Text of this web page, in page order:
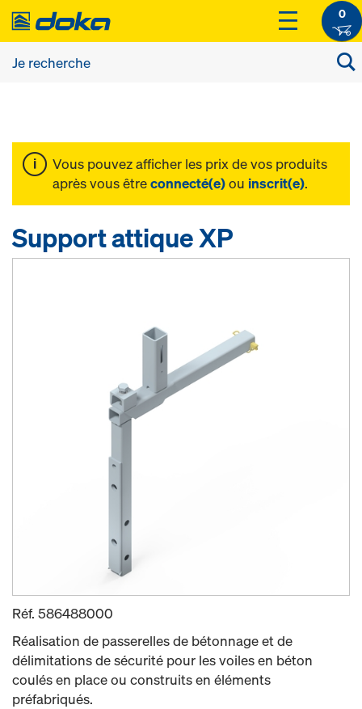
0
Vous pouvez afficher les prix de vos produits
après vous êtreconnecté(e)ou inscrit(e).
Support attique XP
Réf. 586488000
Réalisation de passerelles de bétonnage et de
délimitations de sécurité pour les voiles en béton
coulés en place ou construits en éléments
préfabriqués.